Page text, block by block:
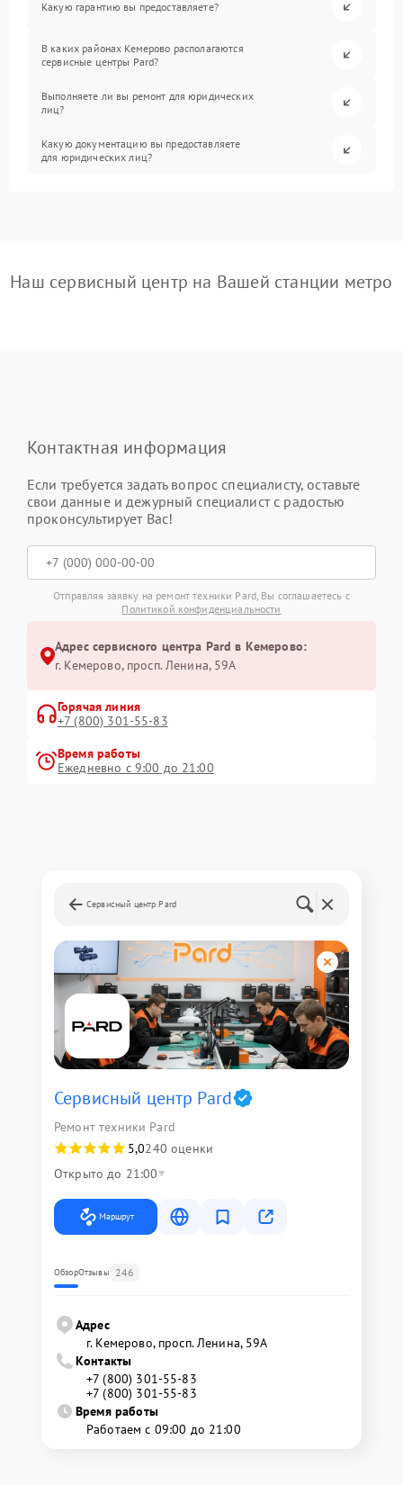
Какую гарантию вы предоставляете?
В каких районах Кемерово располагаются
сервисные центры Pard?
Выполняете ли вы ремонт для юридических
лиц?
Какую документацию вы предоставляете
для юридических лиц?
Наш сервисный центр на Вашей станции метро
Контактная информация
Если требуется задать вопрос специалисту, оставьте
свои данные и дежурный специалист с радостью
проконсультирует Вас!
Отправляя заявку на ремонт техники Pard, Вы соглашаетесь с
Политикой конфиденциальности
Адрес сервисного центра Pard в Кемерово:
г. Кемерово, просп. Ленина, 59А
Горячая линия
+7 (800) 301-55-83
Время работы
Ежедневно с 9:00 до 21:00
Сервисный центр Pard
Сервисный центр Pard
Ремонт техники Pard
5,0240 оценки
Открыто до 21:00
Маршрут
ОбзорОтзывы 246
Адрес
г. Кемерово, просп. Ленина, 59А
Контакты
+7 (800) 301-55-83
+7 (800) 301-55-83
Время работы
Работаем с 09:00 до 21:00